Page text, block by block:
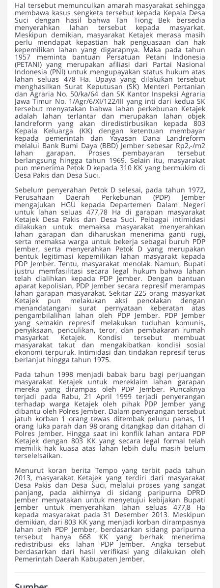
Hal tersebut memunculkan amarah masyarakat sehingga
membawa kasus sengketa tersebut kepada Kepala Desa
Suci dengan hasil bahwa Tan Tiong Bek bersedia
menyerahkan lahan tersebut kepada masyarkat.
Meskipun demikian, masyarakat Ketajek merasa masih
perlu mendapat kepastian hak penguasaan dan hak
kepemilikan lahan yang digarapnya. Maka pada tahun
1957 meminta bantuan Persatuan Petani Indonesia
(PETANI) yang merupakan afiliasi dari Partai Nasional
Indonesia (PNI) untuk mengupayakan status hukum atas
lahan seluas 478 Ha. Upaya yang dilakukan tersebut
menghasilkan Surat Keputusan (SK) Menteri Pertanian
dan Agraria No. 50/ka/64 dan SK Kantor Inspeksi Agraria
Jawa Timur No. 1/Agr/6/XI/122/III yang inti dari kedua SK
tersebut menyatakan bahwa lahan perkebunan Ketajek
adalah lahan terlantar dan merupakan lahan objek
landreform yang akan diredistirbusikan kepada 803
Kepala Keluarga (KK) dengan ketentuan membayar
kepada pemerintah dan Yayasan Dana Landreform
melalui Bank Bumi Daya (BBD) Jember sebesar Rp2,-/m2
lahan garapan. Proses pembayaran tersebut
berlangsung hingga tahun 1969. Selain itu, masyarakat
pun menerima Petok D kepada 310 KK yang bermukim di
Desa Pakis dan Desa Suci.
Sebelum penyerahan Petok D selesai, pada tahun 1972,
Perusahaan Daerah Perkebunan (PDP) Jember
mengajukan HGU kepada Departemen Dalam Negeri
untuk lahan seluas 477,78 Ha di garapan masyarakat
Ketajek Desa Pakis dan Desa Suci. Pelbagai intimidasi
dilakukan untuk memaksa masyarakat menyerahkan
lahan garapan dan diharuskan menerima ganti rugi,
serta memaksa warga untuk bekerja sebagai buruh PDP
Jember, serta menyerahkan Petok D yang merupakan
bentuk legitimasi kepemilikan lahan masyarakt kepada
PDP Jember. Tentu, masyarakat menolak. Namun, Bupati
justru memfasilitasi secara legal hukum bahwa lahan
telah dialihkan kepada PDP Jember. Dengan bantuan
aparat kepolisian, PDP Jember secara represif merampas
lahan garapan masyarakat. Sekitar 225 orang masyarkat
Ketajek pun melakukan aksi penolakan dengan
menandatangani surat pernyataan keberatan atas
pengambilalihan lahan oleh PDP Jember. PDP Jember
yang semakin represif melakukan tuduhan komunis,
penyiksaan, penculikan, teror, dan pembakaran rumah
masyarkat Ketajek. Kondisi tersebut membuat
masyarakat takut dan mengakibatkan kondisi sosial
ekonomi terpuruk. Intimidasi dan tindakan represif terus
berlanjut hingga tahun 1975.
Pada tahun 1998 menjadi babak baru bagi perjuangan
masyarakat Ketajek untuk mereklaim lahan garapan
mereka yang dirampas oleh PDP Jember. Puncaknya
terjadi pada Rabu, 21 April 1999 terjadi penyerangan
terhadap warga Ketajek oleh pihak PDP Jember yang
dibantu oleh Polres Jember. Dalam penyerangan tersebut
jatuh korban 1 orang tewas ditembak peluru panas, 11
orang luka parah dan 98 orang ditangkap dan ditahan di
Polres Jember. Hingga saat ini konflik lahan antara PDP
Ketajek dengan 803 KK yang secara legal formal telah
memilik hak kuasa atas lahan lebih dulu masih belum
terselelsaikan.
Menurut koran berita Tempo yang terbit pada tahun
2013, masyarakat Ketajek yang terdiri dari masyarakat
Desa Pakis dan Desa Suci, melalui proses yang sangat
panjang, pada akhirnya di sidang paripurna DPRD
Jember menyatakan untuk menyetujui kebijakan Bupati
Jember untuk menyerahkan lahan seluas 477,8 Ha
kepada masyarakat pada 31 Desember 2013. Meskipun
demikian, dari 803 KK yang menjadi korban dirampasnya
lahan oleh PDP Jember, berdasarkan sidang paripurna
tersebut hanya 668 KK yang berhak menerima
redistribusi eks lahan PDP Jember. Angka tersebut
berdasarkan dari hasil verifikasi yang dilakukan oleh
Pemerintah Daerah Kabupaten Jember.